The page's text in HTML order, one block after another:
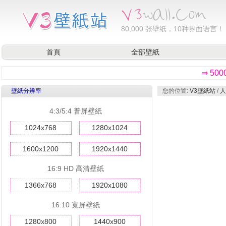
80,000 张壁纸，10种界面语言！
首頁 全部壁紙
⇒
壁紙分辨率
4:3/5:4 普屏壁紙
1024x768 1280x1024
1600x1200 1920x1440
16:9 HD 高清壁紙
1366x768 1920x1080
16:10 寬屏壁紙
1280x800 1440x900
您的位置: V3壁紙站 /